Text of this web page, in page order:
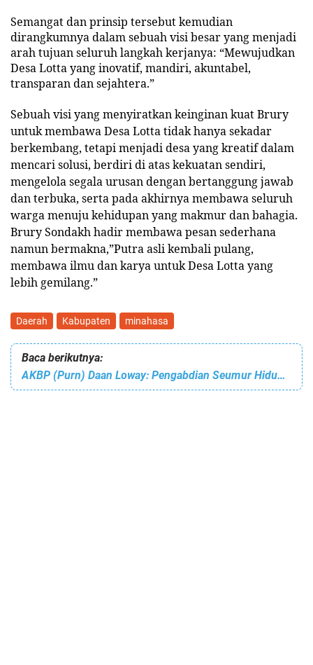
Semangat dan prinsip tersebut kemudian
dirangkumnya dalam sebuah visi besar yang menjadi
arah tujuan seluruh langkah kerjanya: “Mewujudkan
Desa Lotta yang inovatif, mandiri, akuntabel,
transparan dan sejahtera.”
Sebuah visi yang menyiratkan keinginan kuat Brury
untuk membawa Desa Lotta tidak hanya sekadar
berkembang, tetapi menjadi desa yang kreatif dalam
mencari solusi, berdiri di atas kekuatan sendiri,
mengelola segala urusan dengan bertanggung jawab
dan terbuka, serta pada akhirnya membawa seluruh
warga menuju kehidupan yang makmur dan bahagia.
Brury Sondakh hadir membawa pesan sederhana
namun bermakna,”Putra asli kembali pulang,
membawa ilmu dan karya untuk Desa Lotta yang
lebih gemilang.”
Daerah Kabupaten minahasa
Baca berikutnya:
AKBP (Purn) Daan Loway: Pengabdian Seumur Hidup, Pulang Bawa Visi Besar Bangun Desa Kali Menuju Wisata Unggulan